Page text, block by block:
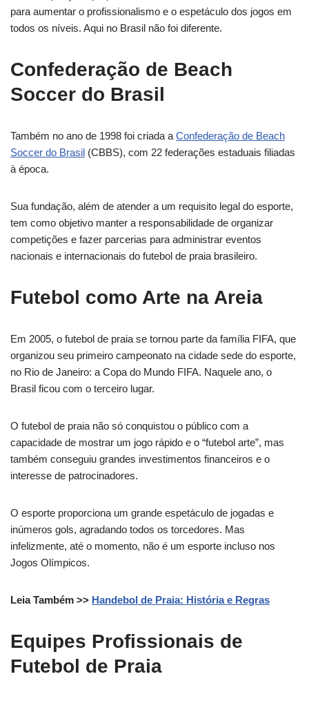
para aumentar o profissionalismo e o espetáculo dos jogos em
todos os níveis. Aqui no Brasil não foi diferente.
Confederação de Beach
Soccer do Brasil
Também no ano de 1998 foi criada a Confederação de Beach
Soccer do Brasil (CBBS), com 22 federações estaduais filiadas
à época.
Sua fundação, além de atender a um requisito legal do esporte,
tem como objetivo manter a responsabilidade de organizar
competições e fazer parcerias para administrar eventos
nacionais e internacionais do futebol de praia brasileiro.
Futebol como Arte na Areia
Em 2005, o futebol de praia se tornou parte da família FIFA, que
organizou seu primeiro campeonato na cidade sede do esporte,
no Rio de Janeiro: a Copa do Mundo FIFA. Naquele ano, o
Brasil ficou com o terceiro lugar.
O futebol de praia não só conquistou o público com a
capacidade de mostrar um jogo rápido e o “futebol arte”, mas
também conseguiu grandes investimentos financeiros e o
interesse de patrocinadores.
O esporte proporciona um grande espetáculo de jogadas e
inúmeros gols, agradando todos os torcedores. Mas
infelizmente, até o momento, não é um esporte incluso nos
Jogos Olímpicos.
Leia Também >> Handebol de Praia: História e Regras
Equipes Profissionais de
Futebol de Praia